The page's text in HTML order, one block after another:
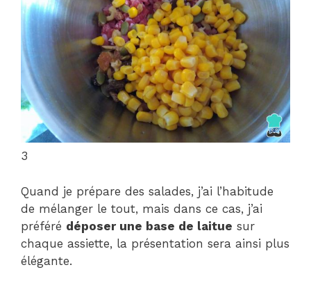
3
Quand je prépare des salades, j’ai l’habitude
de mélanger le tout, mais dans ce cas, j’ai
préféré déposer une base de laitue sur
chaque assiette, la présentation sera ainsi plus
élégante.